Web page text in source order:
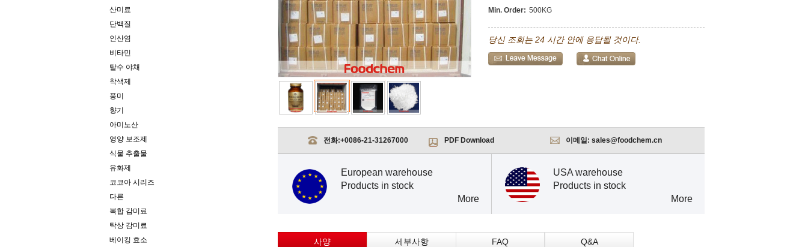
산미료
단백질
인산염
비타민
탈수 야채
착색제
풍미
향기
아미노산
영양 보조제
식물 추출물
유화제
코코아 시리즈
다른
복합 감미료
탁상 감미료
베이킹 효소
Min. Order: 500KG
당신 조회는 24 시간 안에 응답될 것이다.
전화:+0086-21-31267000 PDF Download 이메일: sales@foodchem.cn
European warehouse
Products in stock
More
USA warehouse
Products in stock
More
사양 세부사항 FAQ Q&A